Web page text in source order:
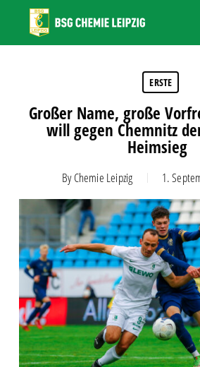
main
ERSTE
Großer Name, große
will gegen Chemnitz
Heimsieg
ByChemie Leipzig 1.